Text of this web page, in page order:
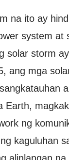
na ito ay
system at
solar storm
ang mga
Earth,
ng
kaguluhan